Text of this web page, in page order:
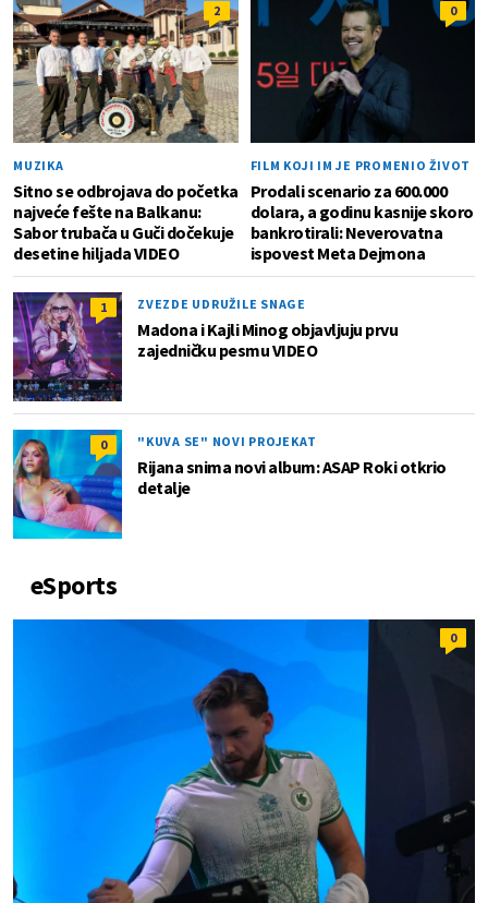
2
MUZIKA
Sitno se odbrojava do početka
najveće fešte na Balkanu:
Sabor trubača u Guči dočekuje
desetine hiljada VIDEO
0
FILM KOJI IM JE PROMENIO ŽIVOT
Prodali scenario za 600.000
dolara, a godinu kasnije skoro
bankrotirali: Neverovatna
ispovest Meta Dejmona
1 ZVEZDE UDRUŽILE SNAGE
Madona i Kajli Minog objavljuju prvu
zajedničku pesmu VIDEO
0 "KUVA SE" NOVI PROJEKAT
Rijana snima novi album: ASAP Roki otkrio
detalje
eSports
0